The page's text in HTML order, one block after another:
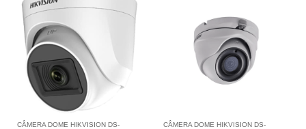
CÂMERA DOME HIKVISION DS-
CÂMERA DOME HIKVISION DS-